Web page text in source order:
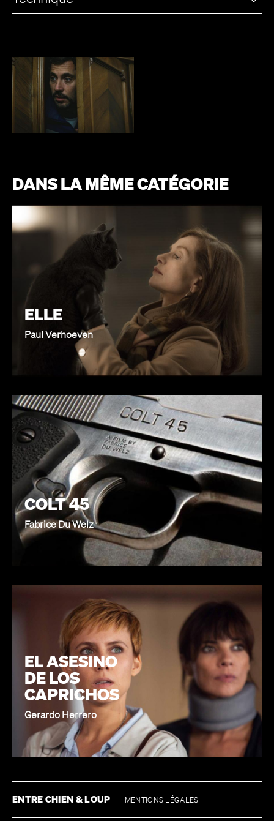
DANS LA MÊME CATÉGORIE
ELLE
Paul Verhoeven
COLT 45
Fabrice Du Welz
EL ASESINO
DE LOS
CAPRICHOS
Gerardo Herrero
ENTRE CHIEN & LOUP MENTIONS LÉGALES